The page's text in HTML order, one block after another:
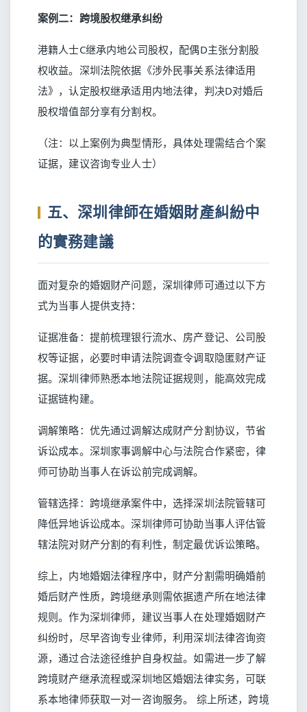
案例二：跨境股权继承纠纷
港籍人士C继承内地公司股权，配偶D主张分割股
权收益。深圳法院依据《涉外民事关系法律适用
法》，认定股权继承适用内地法律，判决D对婚后
股权增值部分享有分割权。
（注：以上案例为典型情形，具体处理需结合个案
证据，建议咨询专业人士）
五、深圳律師在婚姻財產糾紛中
的實務建議
面对复杂的婚姻财产问题，深圳律师可通过以下方
式为当事人提供支持：
证据准备：提前梳理银行流水、房产登记、公司股
权等证据，必要时申请法院调查令调取隐匿财产证
据。深圳律师熟悉本地法院证据规则，能高效完成
证据链构建。
调解策略：优先通过调解达成财产分割协议，节省
诉讼成本。深圳家事调解中心与法院合作紧密，律
师可协助当事人在诉讼前完成调解。
管辖选择：跨境继承案件中，选择深圳法院管辖可
降低异地诉讼成本。深圳律师可协助当事人评估管
辖法院对财产分割的有利性，制定最优诉讼策略。
综上，内地婚姻法律程序中，财产分割需明确婚前
婚后财产性质，跨境继承则需依据遗产所在地法律
规则。作为深圳律师，建议当事人在处理婚姻财产
纠纷时，尽早咨询专业律师，利用深圳法律咨询资
源，通过合法途径维护自身权益。如需进一步了解
跨境财产继承流程或深圳地区婚姻法律实务，可联
系本地律师获取一对一咨询服务。 综上所述，跨境